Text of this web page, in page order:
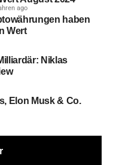
ago
haben
Wert
Niklas
Elon Musk & Co.